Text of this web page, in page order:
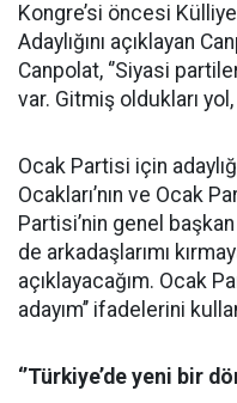
Kongre’si öncesi Külliye
Adaylığını açıklayan
Canpolat, ‘’Siyasi
var. Gitmiş oldukları
Ocak Partisi için
Ocakları’nın ve Ocak
Partisi’nin genel
de arkadaşlarımı
açıklayacağım. Ocak
adayım’’ ifadelerini
‘’Türkiye’de yeni bir